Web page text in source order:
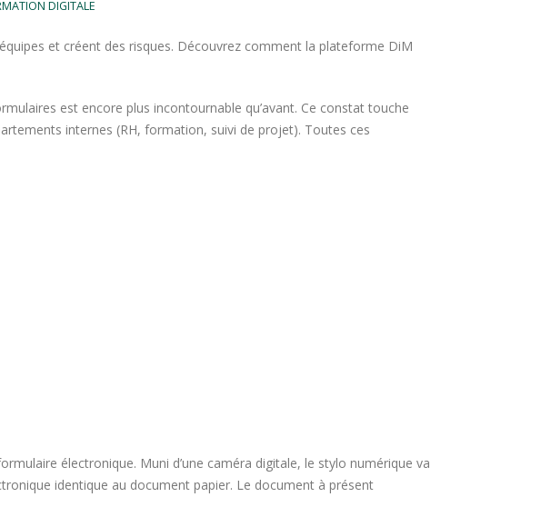
DIGITALE
et créent des risques. Découvrez comment la plateforme DiM
est encore plus incontournable qu’avant. Ce constat touche
internes (RH, formation, suivi de projet). Toutes ces
électronique. Muni d’une caméra digitale, le stylo numérique va
identique au document papier. Le document à présent